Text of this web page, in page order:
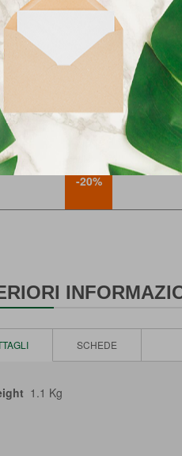
PRODOTTO
-20%
1.1 Kg
SCHEDE